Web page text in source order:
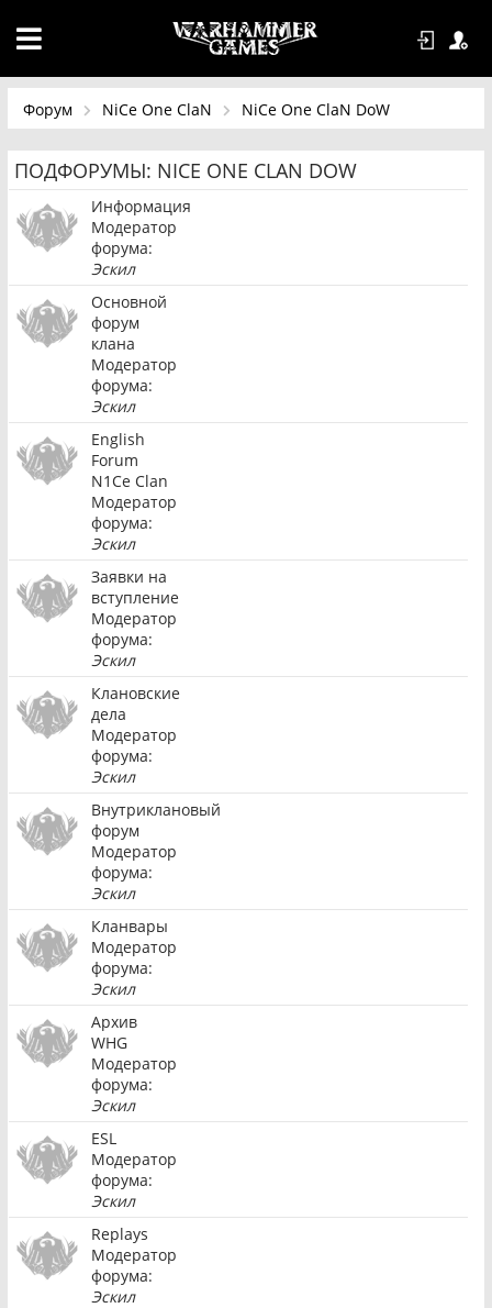
Форум NiCe One ClaN NiCe One ClaN DoW
ПОДФОРУМЫ: NICE ONE CLAN DOW
Информация
Модератор
форума:
Эскил
Основной
форум
клана
Модератор
форума:
Эскил
English
Forum
N1Ce Clan
Модератор
форума:
Эскил
Заявки на
вступление
Модератор
форума:
Эскил
Клановские
дела
Модератор
форума:
Эскил
Внутриклановый
форум
Модератор
форума:
Эскил
Кланвары
Модератор
форума:
Эскил
Архив
WHG
Модератор
форума:
Эскил
ESL
Модератор
форума:
Эскил
Replays
Модератор
форума:
Эскил